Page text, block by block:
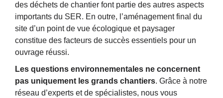
des déchets de chantier font partie des autres aspects
importants du SER. En outre, l’aménagement final du
site d’un point de vue écologique et paysager
constitue des facteurs de succès essentiels pour un
ouvrage réussi.
Les questions environnementales ne concernent
pas uniquement les grands chantiers. Grâce à notre
réseau d’experts et de spécialistes, nous vous